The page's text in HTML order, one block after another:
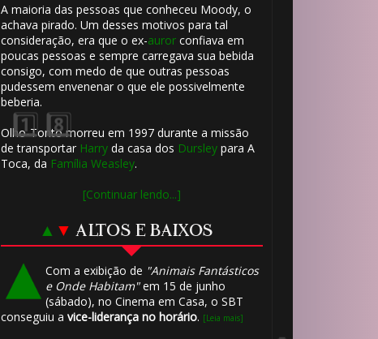
A maioria das pessoas que conheceu Moody, o
achava pirado. Um desses motivos para tal
consideração, era que o ex-aurorconfiava em
poucas pessoas e sempre carregava sua bebida
consigo, com medo de que outras pessoas
pudessem envenenar o que ele possivelmente
beberia.
Olho-Tonto morreu em 1997 durante a missão
de transportar Harryda casa dos Dursleypara A
Toca, da Família Weasley.
[Continuar lendo...]
▲ ▼ ALTOS E BAIXOS
Com a exibição de "Animais Fantásticos
e Onde Habitam"em 15 de junho
(sábado), no Cinema em Casa, o SBT
conseguiu a vice-liderança no horário. [Leia mais]
🎈
🎂
1️⃣
8️⃣